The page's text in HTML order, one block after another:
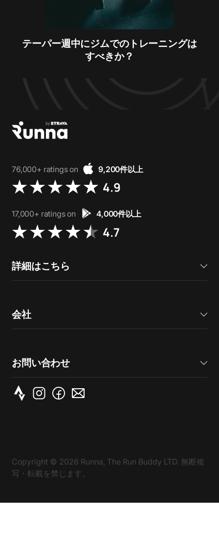
テーパー週中にジムでのトレーニングは
すべきか？
76,000+ ratings on 9,200件以上
4.9
17,000+ ratings on 4,000件以上
4.7
詳細はこちら
会社
お問い合わせ
Copyright © 2026 Runna, The Run Buddy LTD. 無断複
写・転載を禁じます。